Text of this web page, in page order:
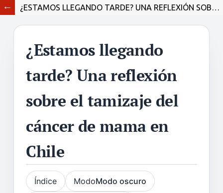
¿ESTAMOS LLEGANDO TARDE? UNA REFLEXIÓN SOBRE EL TAMIZAJE DEL CÁNCER DE MAMA EN CHILE